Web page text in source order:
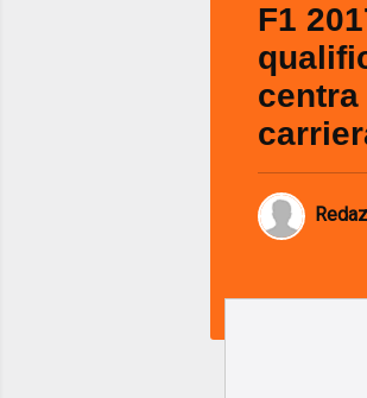
F1
centra